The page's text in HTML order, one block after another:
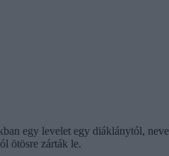
egy levelet egy diáklánytól,
ötösre zárták le.